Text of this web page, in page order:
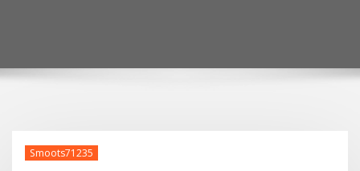
Smoots71235